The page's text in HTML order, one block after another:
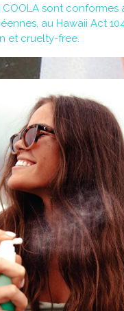
sont conformes
au Hawaii Act
et cruelty-free.